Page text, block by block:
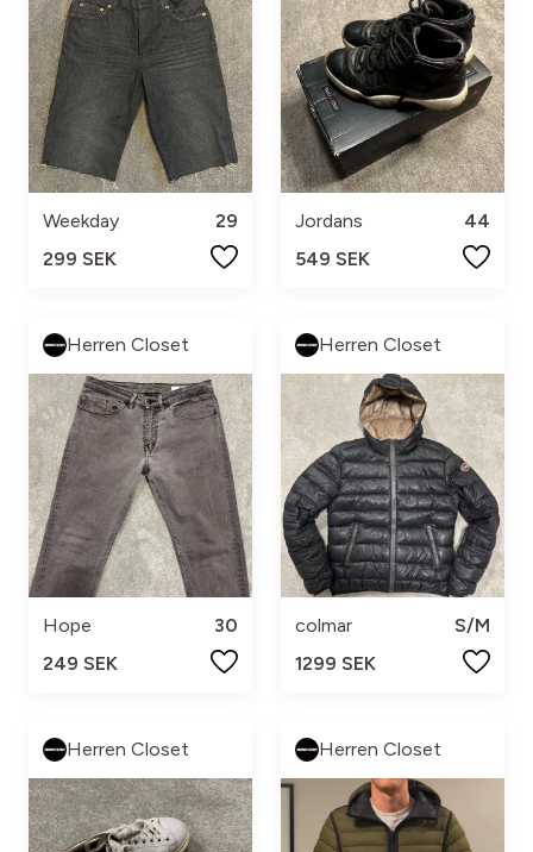
Weekday
29
299 SEK
Jordans
44
549 SEK
Herren Closet
Hope
30
249 SEK
Herren Closet
colmar
S/M
1299 SEK
Herren Closet Herren Closet